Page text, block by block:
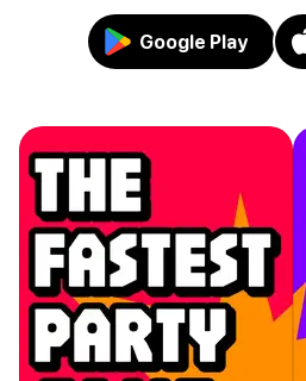
Google Play